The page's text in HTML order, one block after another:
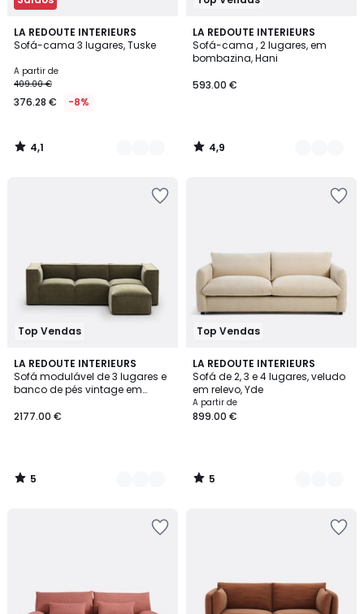
LA REDOUTE INTERIEURS
Sofá-cama 3 lugares, Tuske
A partir de
409.00 €
376.28 € -8%
4,1
/ 5
3
Cores
4,1
/
LA REDOUTE INTERIEURS
Sofá-cama , 2 lugares, em
bombazina, Hani
593.00 €
4,9
/ 5
5
Cores
4,9
/
Top Vendas
LA REDOUTE INTERIEURS
Sofá modulável de 3 lugares e
banco de pés vintage em
2177.00 €
5
/
5
4
Cores
5
/
Top Vendas
LA REDOUTE INTERIEURS
Sofá de 2, 3 e 4 lugares, veludo
em relevo, Yde
A partir de
899.00 €
5
/
5
8
Cores
5
/